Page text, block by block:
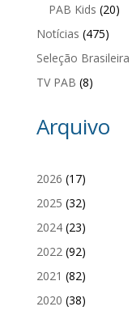
PAB Kids (20)
Notícias (475)
Seleção Brasileira
TV PAB (8)
Arquivo
2026 (17)
2025 (32)
2024(23)
2022 (92)
2021 (82)
2020 (38)